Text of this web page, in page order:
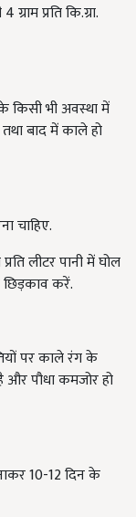
ग्राम प्रति कि.ग्रा.
भी अवस्था में
बाद में काले हो
चाहिए.
लीटर पानी में घोल
करें.
पर काले रंग के
और पौधा कमजोर हो
10-12 दिन के